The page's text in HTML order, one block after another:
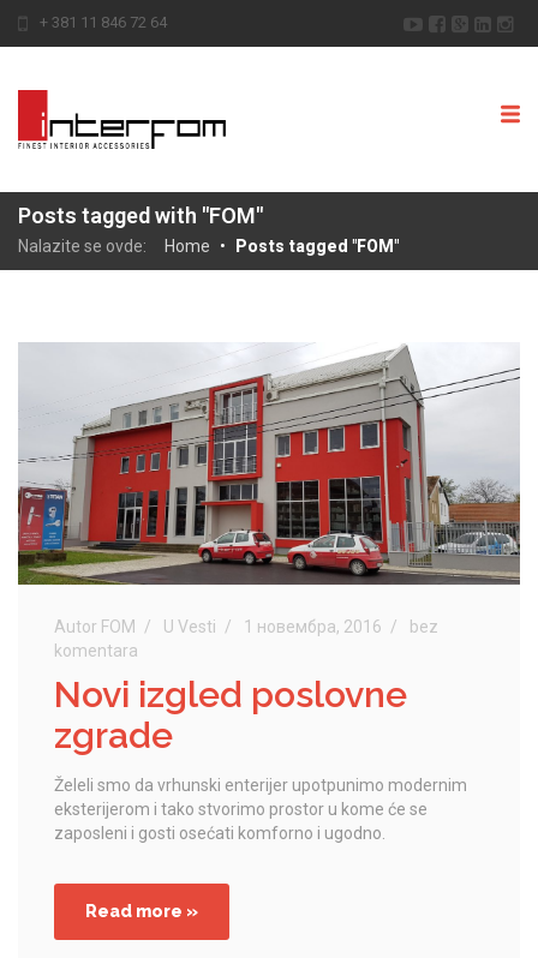
+ 381 11 846 72 64
Posts tagged with "FOM"
Nalazite se ovde: Home • Posts tagged "FOM"
Autor FOM U Vesti 1 новембра, 2016
bez
komentara
Novi izgled poslovne
zgrade
Želeli smo da vrhunski enterijer upotpunimo modernim
eksterijerom i tako stvorimo prostor u kome će se
zaposleni i gosti osećati komforno i ugodno.
Read more »